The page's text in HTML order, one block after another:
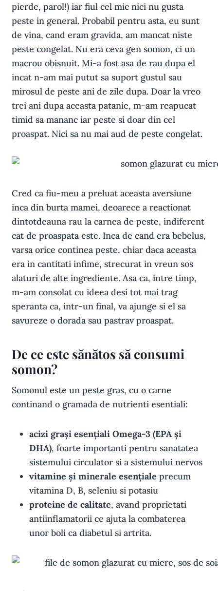
pierde, parol!) iar fiul cel mic nici nu gusta
peste in general. Probabil pentru asta, eu sunt
de vina, cand eram gravida, am mancat niste
peste congelat. Nu era ceva gen somon, ci un
macrou obisnuit. Mi-a fost asa de rau dupa el
incat n-am mai putut sa suport gustul sau
mirosul de peste ani de zile dupa. Doar la vreo
trei ani dupa aceasta patanie, m-am reapucat
timid sa mananc iar peste si doar din cel
proaspat. Nici sa nu mai aud de peste congelat.
Cred ca fiu-meu a preluat aceasta aversiune
inca din burta mamei, deoarece a reactionat
dintotdeauna rau la carnea de peste, indiferent
cat de proaspata este. Inca de cand era bebelus,
varsa orice continea peste, chiar daca aceasta
era in cantitati infime, strecurat in vreun sos
alaturi de alte ingrediente. Asa ca, intre timp,
m-am consolat cu ideea desi tot mai trag
speranta ca, intr-un final, va ajunge si el sa
savureze o dorada sau pastrav proaspat.
De ce este sănătos să consumi
somon?
Somonul este un peste gras, cu o carne
continand o gramada de nutrienti esentiali:
acizi grași esențiali Omega-3 (EPA și
DHA), foarte importanti pentru sanatatea
sistemului circulator si a sistemului nervos
vitamine și minerale esențiale precum
vitamina D, B, seleniu si potasiu
proteine de calitate, avand proprietati
antiinflamatorii ce ajuta la combaterea
unor boli ca diabetul si artrita.